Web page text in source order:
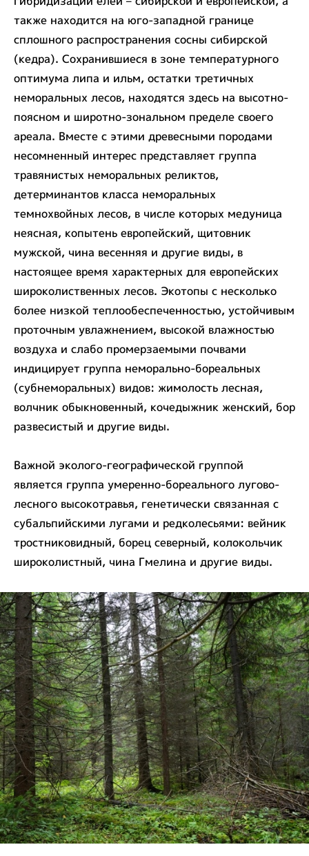
также находится на юго-западной границе
сплошного распространения сосны сибирской
(кедра). Сохранившиеся в зоне температурного
оптимума липа и ильм, остатки третичных
неморальных лесов, находятся здесь на высотно-
поясном и широтно-зональном пределе своего
ареала. Вместе с этими древесными породами
несомненный интерес представляет группа
травянистых неморальных реликтов,
детерминантов класса неморальных
темнохвойных лесов, в числе которых медуница
неясная, копытень европейский, щитовник
мужской, чина весенняя и другие виды, в
настоящее время характерных для европейских
широколиственных лесов. Экотопы с несколько
более низкой теплообеспеченностью, устойчивым
проточным увлажнением, высокой влажностью
воздуха и слабо промерзаемыми почвами
индицирует группа неморально-бореальных
(субнеморальных) видов: жимолость лесная,
волчник обыкновенный, кочедыжник женский, бор
развесистый и другие виды.
Важной эколого-географической группой
является группа умеренно-бореального лугово-
лесного высокотравья, генетически связанная с
субальпийскими лугами и редколесьями: вейник
тростниковидный, борец северный, колокольчик
широколистный, чина Гмелина и другие виды.